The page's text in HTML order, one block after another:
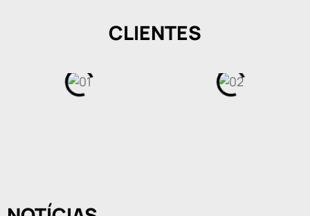
CLIENTES